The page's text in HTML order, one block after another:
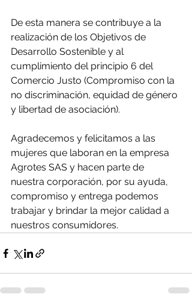
De esta manera se contribuye a la
realización de los Objetivos de
Desarrollo Sostenible y al
cumplimiento del principio 6 del
Comercio Justo (Compromiso con la
no discriminación, equidad de género
y libertad de asociación).
Agradecemos y felicitamos a las
mujeres que laboran en la empresa
Agrotes SAS y hacen parte de
nuestra corporación, por su ayuda,
compromiso y entrega podemos
trabajar y brindar la mejor calidad a
nuestros consumidores.